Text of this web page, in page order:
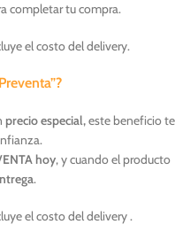
completar tu compra.
el costo del delivery.
precio especial,este beneficio te
hoy, y cuando el producto
.
el costo del delivery .